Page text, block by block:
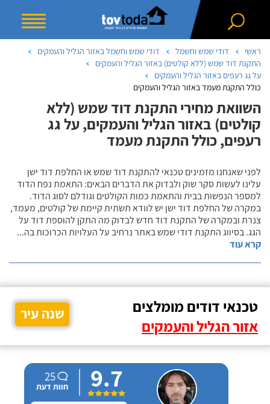
ראשי דודי שמש וחשמל
דודי שמש וחשמל באזור הגליל והעמקים
התקנת דוד שמש (ללא קולטים) באזור הגליל והעמקים
על גג רעפים באזור הגליל והעמקים
כולל התקנת מעמד באזור הגליל והעמקים
השוואת מחירי התקנת דוד שמש (ללא
קולטים) באזור הגליל והעמקים, על גג
רעפים, כולל התקנת מעמד
לפני שאנחנו מזמינים טכנאי להתקנת דוד שמש או החלפת דוד ישן
עלינו לעשות סקר שוק ולבדוק את הדברים הבאים: התאמת נפח הדוד
למספר הנפשות בבית והתאמת כמות הקולטים וגודלם לסוג הדוד.
במקרה של החלפת דוד ישן יש לוודא תשתית קיימת של קולטים, מעמד,
צנרת ובמקרה של התקנת דוד חדש לבדוק מה התקן להוספת דוד על
הגג. בסיווג התקנת דודי שמש באתר נרחיב על העלויות הכרוכות בה...
קרא עוד
טכנאי דודים מומלצים
אזור הגליל והעמקים
שנה עיר
9.7
25
חוות דעת